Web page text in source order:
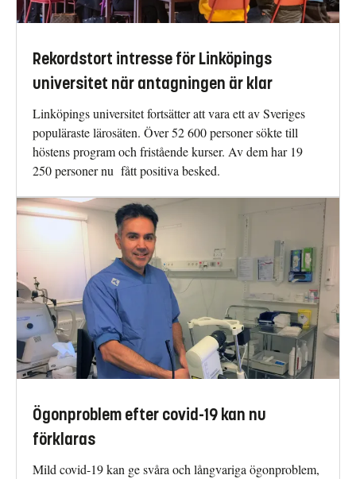
Rekordstort intresse för Linköpings
universitet när antagningen är klar
Linköpings universitet fortsätter att vara ett av Sveriges
populäraste lärosäten. Över 52 600 personer sökte till
höstens program och fristående kurser. Av dem har 19
250 personer nu fått positiva besked.
Ögonproblem efter covid-19 kan nu
förklaras
Mild covid-19 kan ge svåra och långvariga ögonproblem,